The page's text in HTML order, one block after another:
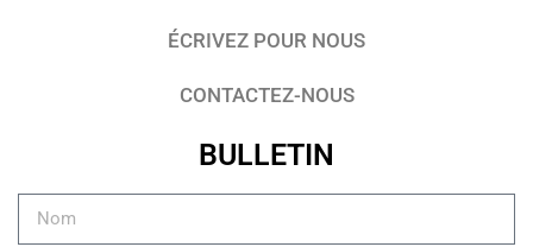
ÉCRIVEZ POUR NOUS
CONTACTEZ-NOUS
BULLETIN